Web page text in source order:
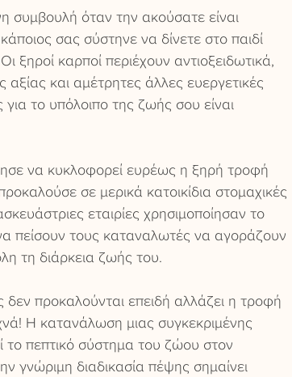
συμβουλή όταν την ακούσατε είναι
σας σύστηνε να δίνετε στο παιδί
καρποί περιέχουν αντιοξειδωτικά,
αξίας και αμέτρητες άλλες ευεργετικές
το υπόλοιπο της ζωής σου είναι
να κυκλοφορεί ευρέως η ξηρή τροφή
σε μερικά κατοικίδια στομαχικές
εταιρίες χρησιμοποίησαν το
πείσουν τους καταναλωτές να αγοράζουν
τη διάρκεια ζωής του.
δεν προκαλούνται επειδή αλλάζει η τροφή
Η κατανάλωση μιας συγκεκριμένης
το πεπτικό σύστημα του ζώου στον
γνώριμη διαδικασία πέψης σημαίνει